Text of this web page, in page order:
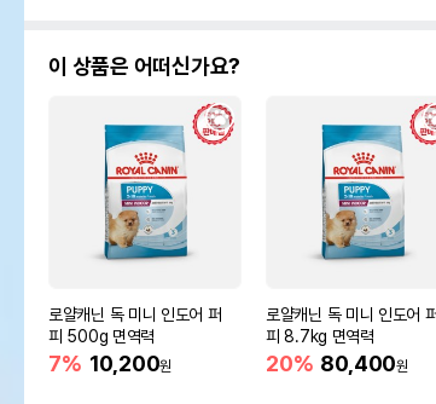
이 상품은 어떠신가요?
로얄캐닌 독 미니 인도어 퍼
피 500g 면역력
7% 10,200원
로얄캐닌 독 미니 인도어 퍼
피 8.7kg 면역력
20% 80,400원